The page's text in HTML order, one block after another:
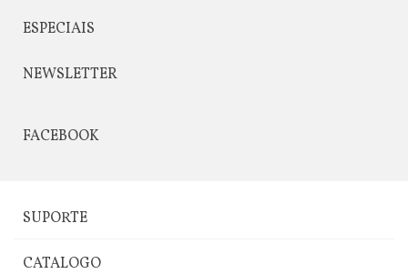
ESPECIAIS
NEWSLETTER
FACEBOOK
SUPORTE
CATALOGO